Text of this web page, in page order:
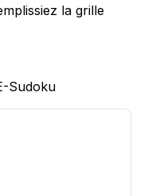
la grille
Sudoku